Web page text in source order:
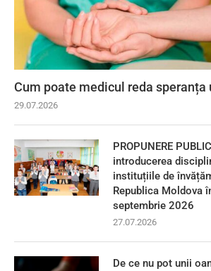
Cum poate medicul reda speranța
29.07.2026
PROPUNERE
introducerea
instituțiile de
Republica Moldova
septembrie 2026
27.07.2026
De ce nu pot unii